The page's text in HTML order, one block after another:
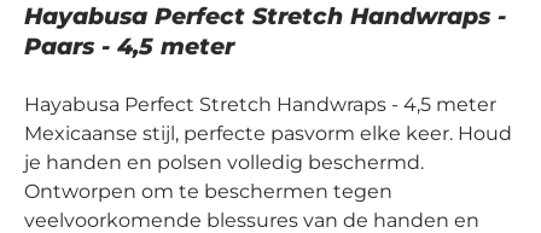
Hayabusa Perfect Stretch Handwraps -
Paars - 4,5 meter
Hayabusa Perfect Stretch Handwraps - 4,5 meter
Mexicaanse stijl, perfecte pasvorm elke keer. Houd
je handen en polsen volledig beschermd.
Ontworpen om te beschermen tegen
veelvoorkomende blessures van de handen en